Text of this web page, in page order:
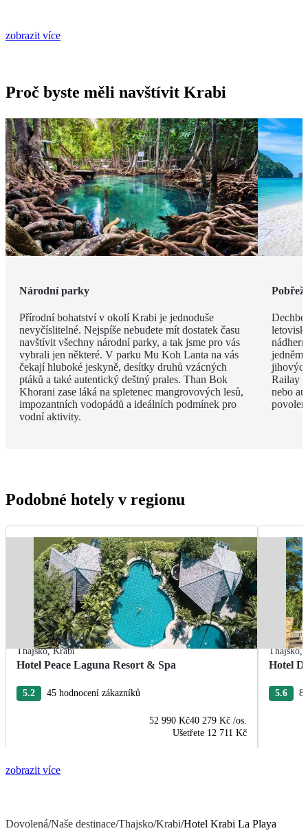
zobrazit více
Proč byste měli navštívit Krabi
Národní parky
Přírodní bohatství v okolí Krabi je jednoduše
nevyčíslitelné. Nejspíše nebudete mít dostatek času
navštívit všechny národní parky, a tak jsme pro vás
vybrali jen některé. V parku Mu Koh Lanta na vás
čekají hluboké jeskyně, desítky druhů vzácných
ptáků a také autentický deštný prales. Than Bok
Khorani zase láká na spletenec mangrovových lesů,
impozantních vodopádů a ideálních podmínek pro
vodní aktivity.
Pobřeží
jedněm
Railay
nebo
Podobné hotely v regionu
Thajsko,Krabi
Hotel Peace Laguna Resort & Spa
5.2 45 hodnocení zákazníků
52 990 Kč40 279 Kč /os.
Ušetřete 12 711 Kč
Thajsko,
Hotel
5.6
zobrazit více
Dovolená/Naše destinace/Thajsko/Krabi/Hotel Krabi La Playa